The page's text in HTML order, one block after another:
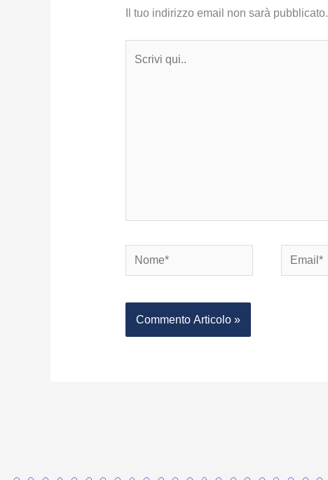
Il tuo indirizzo email non sarà pubblicato.
Nome* Email*